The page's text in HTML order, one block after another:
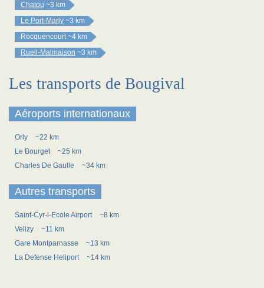
Chatou ~3 km
Le Port-Marly ~3 km
Rocquencourt ~4 km
Rueil-Malmaison ~3 km
Les transports de Bougival
Aéroports internationaux
Orly
~22 km
Le Bourget
~25 km
Charles De Gaulle
~34 km
Autres transports
Saint-Cyr-l-Ecole Airport
~8 km
Velizy
~11 km
Gare Montparnasse
~13 km
La Defense Heliport
~14 km